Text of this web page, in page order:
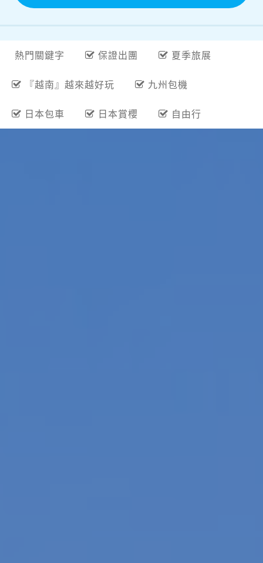
熱門關鍵字 保證出團 夏季旅展
『越南』越來越好玩 九州包機
日本包車 日本賞櫻 自由行